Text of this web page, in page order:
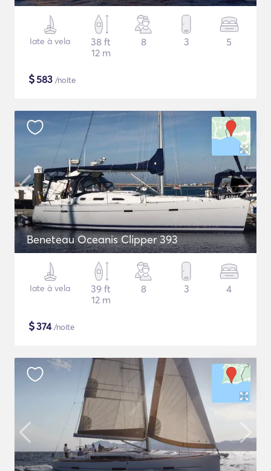
Iate à vela
38 ft
12 m
8 3 5
$583 /noite
Beneteau Oceanis Clipper 393
Iate à vela
39 ft
12 m
8 3 4
$374/noite